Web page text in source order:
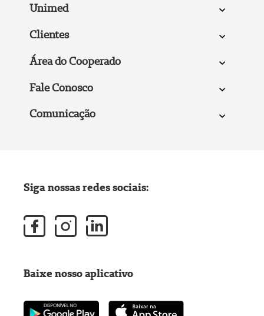
Unimed
Clientes
Área do Cooperado
Fale Conosco
Comunicação
Siga nossas redes sociais:
Baixe nosso aplicativo